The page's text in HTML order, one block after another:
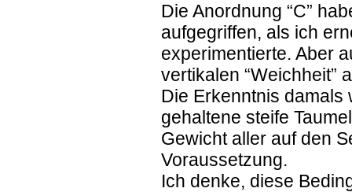
Die Anordnung “C”
aufgegriffen, als ich
experimentierte. Aber
vertikalen “Weichheit”
Die Erkenntnis damals
gehaltene steife
Gewicht aller auf den
Voraussetzung.
Ich denke, diese